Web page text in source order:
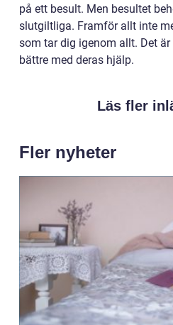
på ett besult. Men besultet
slutgiltliga. Framför allt inte
som tar dig igenom allt. Det
bättre med deras hjälp.
Läs fler
Fler nyheter